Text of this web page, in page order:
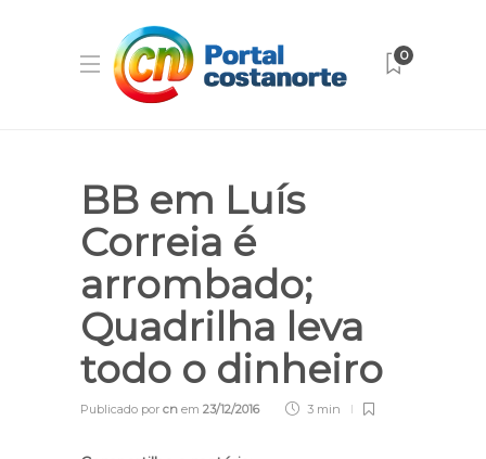
0
BB em Luís
Correia é
arrombado;
Quadrilha leva
todo o dinheiro